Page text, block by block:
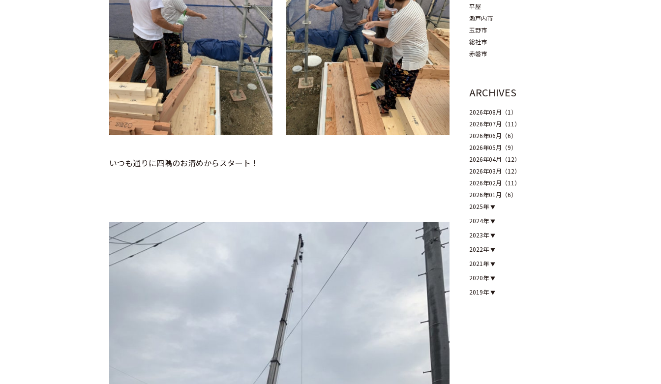
いつも通りに四隅のお清めからスタート！
平屋
瀬戸内市
玉野市
総社市
赤磐市
ARCHIVES
2026年08月（1）
2026年07月（11）
2026年06月（6）
2026年05月（9）
2026年04月（12）
2026年03月（12）
2026年02月（11）
2026年01月（6）
2025年
2024年
2023年
2022年
2021年
2020年
2019年